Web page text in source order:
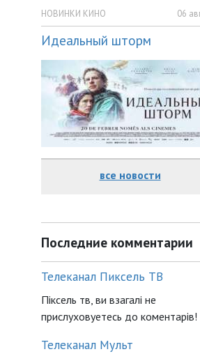
НОВИНКИ КИНО 06
Идеальный шторм
все новости
Последние комментарии
Телеканал Пиксель ТВ
Піксель тв, ви взагалі не
прислуховуетесь до коментарів!
Телеканал Мульт